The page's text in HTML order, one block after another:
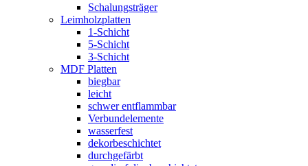
Schalungsträger
Leimholzplatten
1-Schicht
5-Schicht
3-Schicht
MDF Platten
biegbar
leicht
schwer entflammbar
Verbundelemente
wasserfest
dekorbeschichtet
durchgefärbt